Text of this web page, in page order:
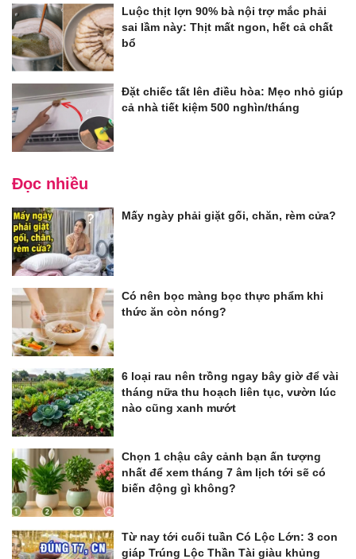
Luộc thịt lợn 90% bà nội trợ mắc phải
sai lầm này: Thịt mất ngon, hết cả chất
bổ
Đặt chiếc tất lên điều hòa: Mẹo nhỏ giúp
cả nhà tiết kiệm 500 nghìn/tháng
Đọc nhiều
Mấy ngày phải giặt gối, chăn, rèm cửa?
Có nên bọc màng bọc thực phẩm khi
thức ăn còn nóng?
6 loại rau nên trồng ngay bây giờ để vài
tháng nữa thu hoạch liên tục, vườn lúc
nào cũng xanh mướt
Chọn 1 chậu cây cảnh bạn ấn tượng
nhất để xem tháng 7 âm lịch tới sẽ có
biến động gì không?
Từ nay tới cuối tuần Có Lộc Lớn: 3 con
giáp Trúng Lộc Thần Tài giàu khủng